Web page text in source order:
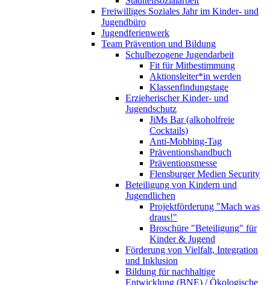
Freiwilliges Soziales Jahr im Kinder- und
Jugendbüro
Jugendferienwerk
Team Prävention und Bildung
Schulbezogene Jugendarbeit
Fit für Mitbestimmung
Aktionsleiter*in werden
Klassenfindungstage
Erzieherischer Kinder- und
Jugendschutz
JiMs Bar (alkoholfreie
Cocktails)
Anti-Mobbing-Tag
Präventionshandbuch
Präventionsmesse
Flensburger Medien Security
Beteiligung von Kindern und
Jugendlichen
Projektförderung "Mach was
draus!"
Broschüre "Beteiligung" für
Kinder & Jugend
Förderung von Vielfalt, Integration
und Inklusion
Bildung für nachhaltige
Entwicklung (BNE) / Ökologische